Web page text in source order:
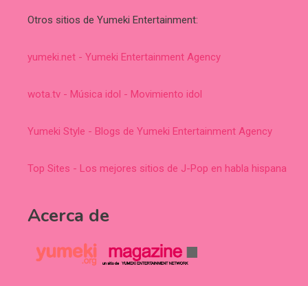
Otros sitios de Yumeki Entertainment:
yumeki.net - Yumeki Entertainment Agency
wota.tv - Música idol - Movimiento idol
Yumeki Style - Blogs de Yumeki Entertainment Agency
Top Sites - Los mejores sitios de J-Pop en habla hispana
Acerca de